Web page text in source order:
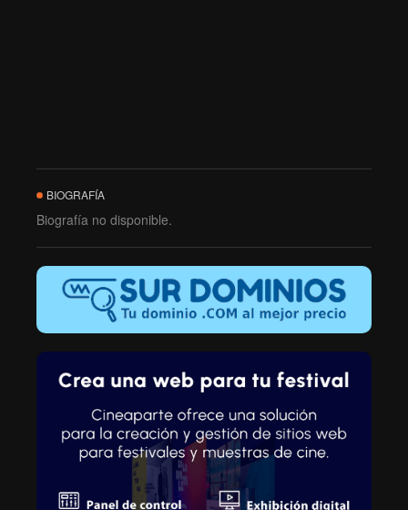
BIOGRAFÍA
Biografía no disponible.